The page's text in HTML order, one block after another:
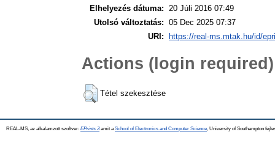
Elhelyezés dátuma: 20 Júli 2016 07:49
Utolsó változtatás: 05 Dec 2025 07:37
URI:
https://real-ms.mtak.hu/id/
Actions (login required)
Tétel szekesztése
REAL-MS, az alkalamzott szoftver: EPrints 3amit a School of Electronics and Computer Science , University of Southampton